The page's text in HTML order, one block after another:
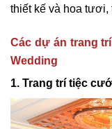
thiết kế và hoa tươi,
Các dự án trang
Wedding
1. Trang trí tiệc